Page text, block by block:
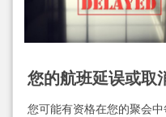
您的航班延误或取
您可能有资格在您的聚会中